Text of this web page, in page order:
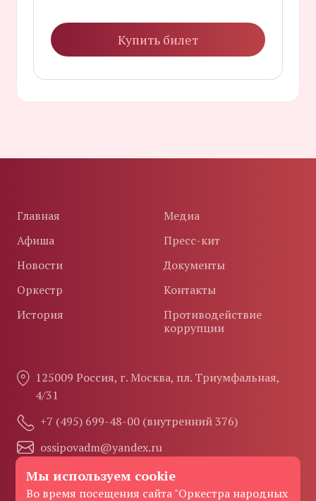
Купить билет
Главная
Афиша
Новости
Оркестр
История
Медиа
Пресс-кит
Документы
Контакты
Противодействие
коррупции
125009 Россия, г. Москва, пл. Триумфальная,
4/31
+7 (495) 699-48-00 (внутренний 376)
ossipovadm@yandex.ru
Мы используем cookie
Во время посещения сайта "Оркестра народных